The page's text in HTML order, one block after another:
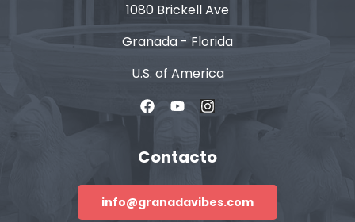
1080 Brickell Ave
Granada - Florida
U.S. of America
Contacto
info@granadavibes.com